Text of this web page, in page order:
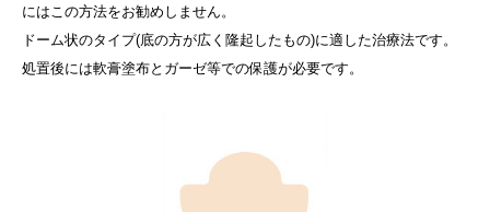
にはこの方法をお勧めしません。
ドーム状のタイプ(底の方が広く隆起したもの)に適した治療法です。
処置後には軟膏塗布とガーゼ等での保護が必要です。